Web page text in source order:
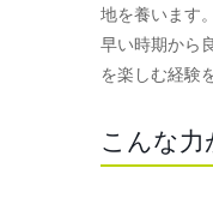
地を養います。
早い時期から
を楽しむ経験
こんな